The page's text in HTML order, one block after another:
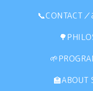
📞CONTACT
🏫ABOUT